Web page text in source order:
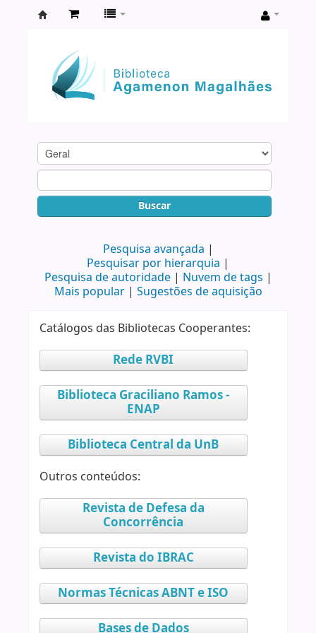
Agamenon
Magalhães
Buscar
Pesquisa avançada
Pesquisar por hierarquia
Pesquisa de autoridade
Nuvem de tags
Mais popular
Sugestões de aquisição
Catálogos das Bibliotecas Cooperantes:
Rede RVBI
Biblioteca Graciliano Ramos -
ENAP
Biblioteca Central da UnB
Outros conteúdos:
Revista de Defesa da
Concorrência
Revista do IBRAC
Normas Técnicas ABNT e ISO
Bases de Dados